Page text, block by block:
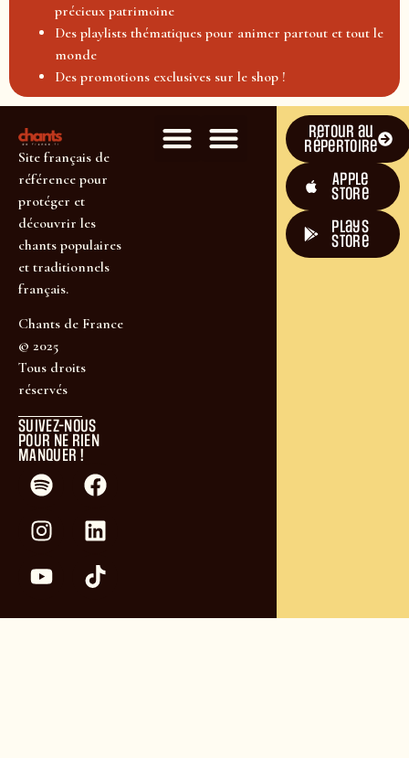
précieux patrimoine
Des playlists thématiques pour animer partout et tout le
monde
Des promotions exclusives sur le shop !
Site français de
référence pour
protéger et
découvrir les
chants populaires
et traditionnels
français.
Chants de France
© 2025
Tous droits
réservés
SUIVEZ-NOUS
POUR NE RIEN
MANQUER !
Retour au
répertoire
Apple
Store
plays
store